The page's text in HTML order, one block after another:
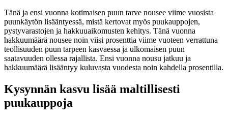
Tänä ja ensi vuonna kotimaisen puun tarve nousee viime vuosista
puunkäytön lisääntyessä, mistä kertovat myös puukauppojen,
pystyvarastojen ja hakkuuaikomusten kehitys. Tänä vuonna
hakkuumäärä nousee noin viisi prosenttia viime vuoteen verrattuna
teollisuuden puun tarpeen kasvaessa ja ulkomaisen puun
saatavuuden ollessa rajallista. Ensi vuonna nousu jatkuu ja
hakkuumäärä lisääntyy kuluvasta vuodesta noin kahdella prosentilla.
Kysynnän kasvu lisää maltillisesti
puukauppoja